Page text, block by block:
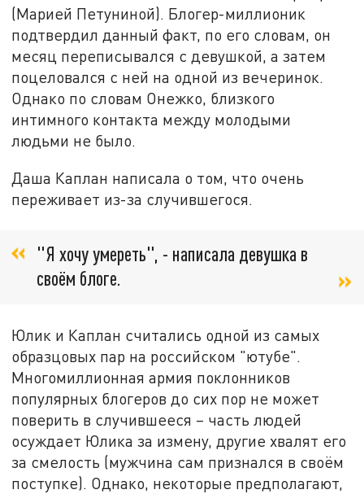
(Марией Петуниной). Блогер-миллионик
подтвердил данный факт, по его словам, он
месяц переписывался с девушкой, а затем
поцеловался с ней на одной из вечеринок.
Однако по словам Онежко, близкого
интимного контакта между молодыми
людьми не было.
Даша Каплан написала о том, что очень
переживает из-за случившегося.
"Я хочу умереть", - написала девушка в
своём блоге.
Юлик и Каплан считались одной из самых
образцовых пар на российском "ютубе".
Многомиллионная армия поклонников
популярных блогеров до сих пор не может
поверить в случившееся – часть людей
осуждает Юлика за измену, другие хвалят его
за смелость (мужчина сам признался в своём
поступке). Однако, некоторые предполагают,